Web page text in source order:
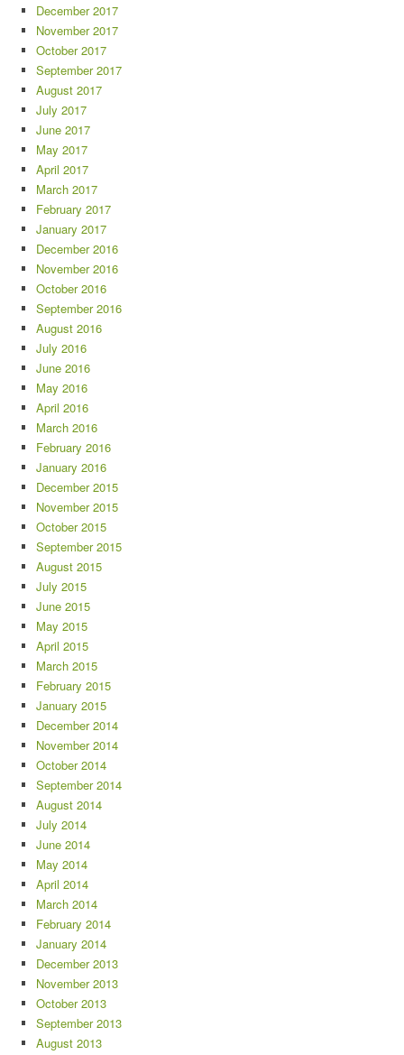
December 2017
November 2017
October 2017
September 2017
August 2017
July 2017
June 2017
May 2017
April 2017
March 2017
February 2017
January 2017
December 2016
November 2016
October 2016
September 2016
August 2016
July 2016
June 2016
May 2016
April 2016
March 2016
February 2016
January 2016
December 2015
November 2015
October 2015
September 2015
August 2015
July 2015
June 2015
May 2015
April 2015
March 2015
February 2015
January 2015
December 2014
November 2014
October 2014
September 2014
August 2014
July 2014
June 2014
May 2014
April 2014
March 2014
February 2014
January 2014
December 2013
November 2013
October 2013
September 2013
August 2013